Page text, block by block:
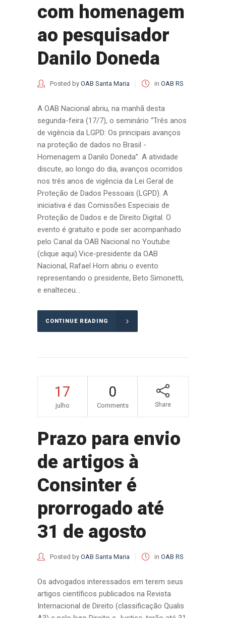
com homenagem
ao pesquisador
Danilo Doneda
Posted by OAB Santa Maria in OAB RS
A OAB Nacional abriu, na manhã desta
segunda-feira (17/7), o seminário “Três anos
de vigência da LGPD: Os principais avanços
na proteção de dados no Brasil -
Homenagem a Danilo Doneda”. A atividade
discute, ao longo do dia, avanços ocorridos
nos três anos de vigência da Lei Geral de
Proteção de Dados Pessoais (LGPD). A
iniciativa é das Comissões Especiais de
Proteção de Dados e de Direito Digital. O
evento é gratuito e pode ser acompanhado
pelo Canal da OAB Nacional no Youtube
(clique aqui).Vice-presidente da OAB
Nacional, Rafael Horn abriu o evento
representando o presidente, Beto Simonetti,
e enalteceu...
CONTINUE READING
17
julho
0
Comments Share
Prazo para envio
de artigos à
Consinter é
prorrogado até
31 de agosto
Posted by OAB Santa Maria in OAB RS
Os advogados interessados em terem seus
artigos científicos publicados na Revista
Internacional de Direito (classificação Qualis